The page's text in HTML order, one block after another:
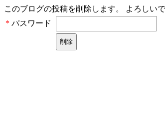
このブログの投稿を削除します。 よろしいで
パスワード